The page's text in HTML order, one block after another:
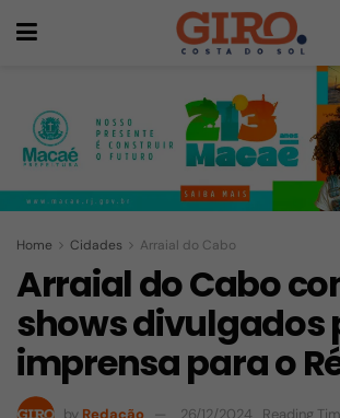
Home Cidades Arraial do Cabo
Arraial do Cabo
shows divulgados
imprensa para o